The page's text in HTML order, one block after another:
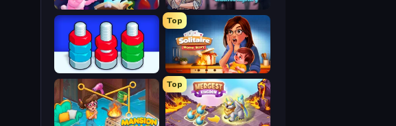
Find Joe: Unsolved Mystery
Skydom: Reforged
Top
Solitaire Home Story
Nuts Puzzle: Sort By Color
Top